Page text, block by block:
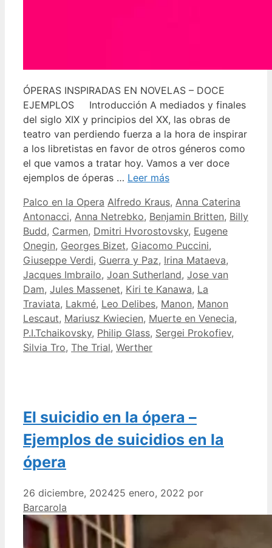
ÓPERAS INSPIRADAS EN NOVELAS – DOCE
EJEMPLOS Introducción A mediados y finales
del siglo XIX y principios del XX, las obras de
teatro van perdiendo fuerza a la hora de inspirar
a los libretistas en favor de otros géneros como
el que vamos a tratar hoy. Vamos a ver doce
ejemplos de óperas … Leer más
Categorías
Palco en la Opera Etiquetas
Alfredo Kraus, Anna Caterina
Antonacci, Anna Netrebko, Benjamin Britten, Billy
Budd, Carmen, Dmitri Hvorostovsky, Eugene
Onegin, Georges Bizet, Giacomo Puccini,
Giuseppe Verdi, Guerra y Paz, Irina Mataeva,
Jacques Imbrailo, Joan Sutherland, Jose van
Dam, Jules Massenet, Kiri te Kanawa, La
Traviata, Lakmé, Leo Delibes, Manon, Manon
Lescaut, Mariusz Kwiecien, Muerte en Venecia,
P.I.Tchaikovsky, Philip Glass, Sergei Prokofiev,
Silvia Tro, The Trial, Werther
El suicidio en la ópera –
Ejemplos de suicidios en la
ópera
26 diciembre, 202425 enero, 2022 por
Barcarola